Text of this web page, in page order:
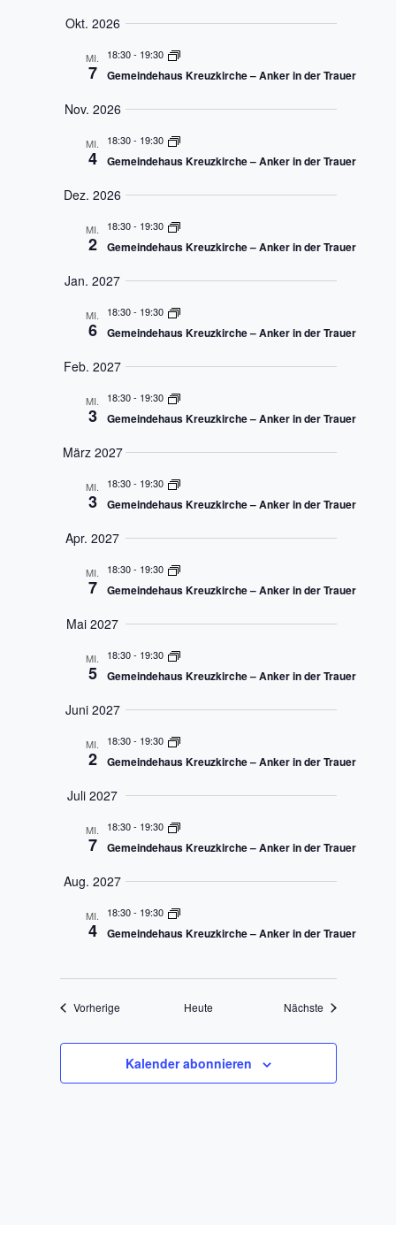
Okt. 2026
MI.
7
18:30- 19:30
Gemeindehaus Kreuzkirche – Anker in der Trauer
Nov. 2026
MI.
4
18:30- 19:30
Gemeindehaus Kreuzkirche – Anker in der Trauer
Dez. 2026
MI.
2
18:30- 19:30
Gemeindehaus Kreuzkirche – Anker in der Trauer
Jan. 2027
MI.
6
18:30- 19:30
Gemeindehaus Kreuzkirche – Anker in der Trauer
Feb. 2027
MI.
3
18:30- 19:30
Gemeindehaus Kreuzkirche – Anker in der Trauer
März 2027
MI.
3
18:30- 19:30
Gemeindehaus Kreuzkirche – Anker in der Trauer
Apr. 2027
MI.
7
18:30- 19:30
Gemeindehaus Kreuzkirche – Anker in der Trauer
Mai 2027
MI.
5
18:30- 19:30
Gemeindehaus Kreuzkirche – Anker in der Trauer
Juni 2027
MI.
2
18:30- 19:30
Gemeindehaus Kreuzkirche – Anker in der Trauer
Juli 2027
MI.
7
18:30- 19:30
Gemeindehaus Kreuzkirche – Anker in der Trauer
Aug. 2027
MI.
4
18:30- 19:30
Gemeindehaus Kreuzkirche – Anker in der Trauer
VorherigeVeranstaltungenHeute Nächste
Kalender abonnieren